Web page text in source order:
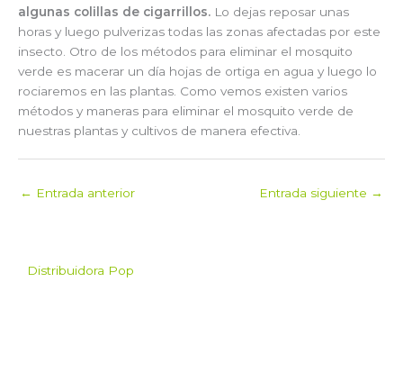
algunas colillas de cigarrillos. Lo dejas reposar unas
horas y luego pulverizas todas las zonas afectadas por este
insecto. Otro de los métodos para eliminar el mosquito
verde es macerar un día hojas de ortiga en agua y luego lo
rociaremos en las plantas. Como vemos existen varios
métodos y maneras para eliminar el mosquito verde de
nuestras plantas y cultivos de manera efectiva.
← Entrada anterior Entrada siguiente →
Distribuidora Pop